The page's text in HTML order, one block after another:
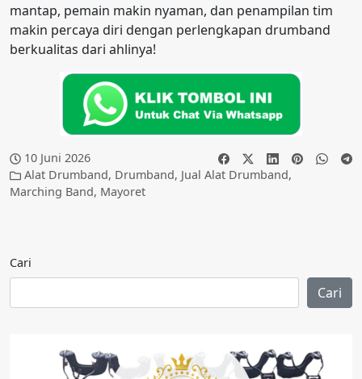
mantap, pemain makin nyaman, dan penampilan tim
makin percaya diri dengan perlengkapan drumband
berkualitas dari ahlinya!
10 Juni 2026
Alat Drumband, Drumband, Jual Alat Drumband,
Marching Band, Mayoret
Cari
Cari